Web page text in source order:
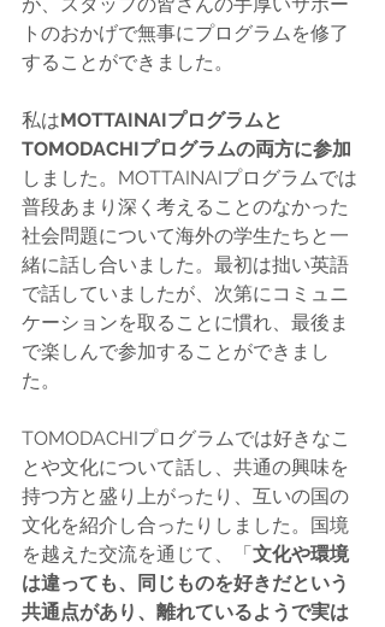
トのおかげで無事にプログラムを修了
することができました。
私はMOTTAINAIプログラムと
TOMODACHIプログラムの両方に参加
しました。MOTTAINAIプログラムでは
普段あまり深く考えることのなかった
社会問題について海外の学生たちと一
緒に話し合いました。最初は拙い英語
で話していましたが、次第にコミュニ
ケーションを取ることに慣れ、最後ま
で楽しんで参加することができまし
た。
TOMODACHIプログラムでは好きなこ
とや文化について話し、共通の興味を
持つ方と盛り上がったり、互いの国の
文化を紹介し合ったりしました。国境
を越えた交流を通じて、「文化や環境
は違っても、同じものを好きだという
共通点があり、離れているようで実は